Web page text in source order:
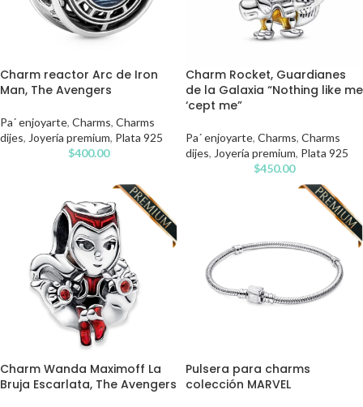
Charm reactor Arc de Iron
Man, The Avengers
Pa´ enjoyarte, Charms, Charms
dijes, Joyería premium, Plata 925
$400.00
Charm Rocket, Guardianes
de la Galaxia “Nothing like me
‘cept me”
Pa´ enjoyarte, Charms, Charms
dijes, Joyería premium, Plata 925
$450.00
Charm Wanda Maximoff La
Bruja Escarlata, The Avengers
Pulsera para charms
colección MARVEL